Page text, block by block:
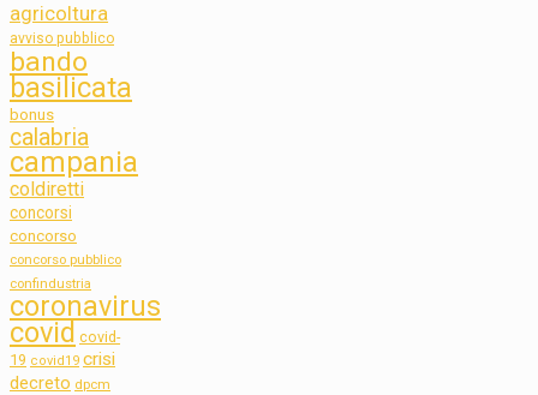
agricoltura
avviso pubblico
bando
basilicata
bonus
calabria
campania
coldiretti
concorsi
concorso
concorso pubblico
confindustria
coronavirus
covid covid-
19 covid19 crisi
decreto dpcm